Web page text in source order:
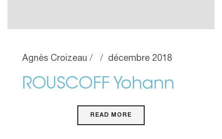
Agnès Croizeau décembre 2018
ROUSCOFF Yohann
READ MORE